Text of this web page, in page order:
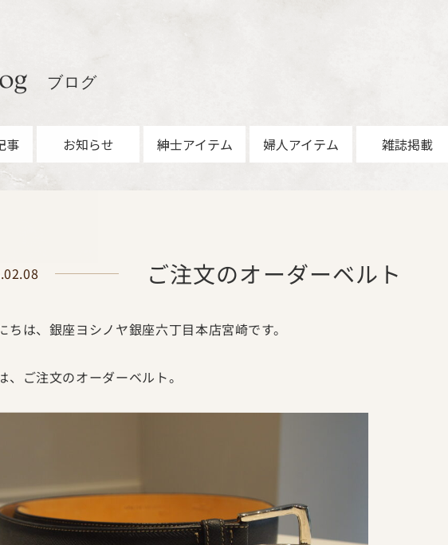
ブログ
事 お知らせ 紳士アイテム 婦人アイテム 雑誌掲載
ご注文のオーダーベルト
ちは、銀座ヨシノヤ銀座六丁目本店宮崎です。
、ご注文のオーダーベルト。